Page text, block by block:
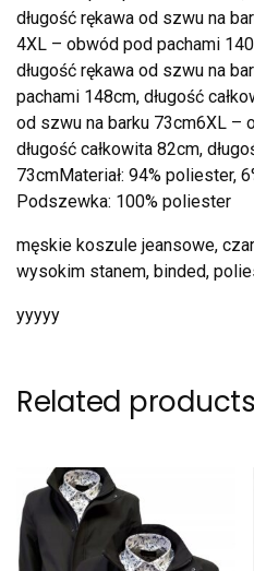
długość rękawa od szwu na
4XL – obwód pod pachami
długość rękawa od szwu na
pachami 148cm, długość
od szwu na barku 73cm6XL –
długość całkowita 82cm,
73cmMateriał: 94% poliester,
Podszewka: 100% poliester
męskie koszule jeansowe,
wysokim stanem, binded,
yyyyy
Related products